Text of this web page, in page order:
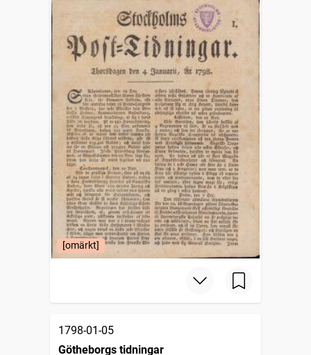
[omärkt]
1798-01-05
Götheborgs tidningar